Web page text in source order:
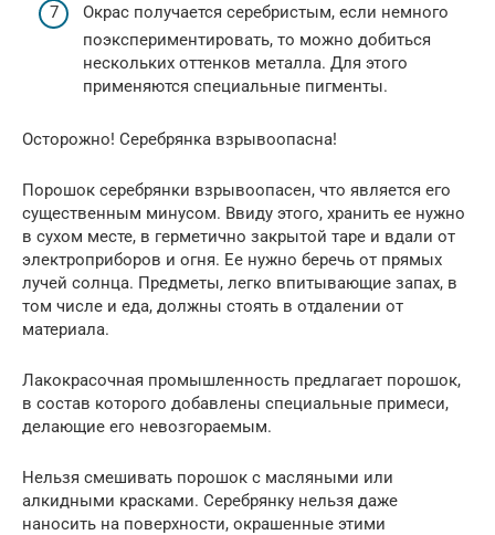
Окрас получается серебристым, если немного
поэкспериментировать, то можно добиться
нескольких оттенков металла. Для этого
применяются специальные пигменты.
Осторожно! Серебрянка взрывоопасна!
Порошок серебрянки взрывоопасен, что является его
существенным минусом. Ввиду этого, хранить ее нужно
в сухом месте, в герметично закрытой таре и вдали от
электроприборов и огня. Ее нужно беречь от прямых
лучей солнца. Предметы, легко впитывающие запах, в
том числе и еда, должны стоять в отдалении от
материала.
Лакокрасочная промышленность предлагает порошок,
в состав которого добавлены специальные примеси,
делающие его невозгораемым.
Нельзя смешивать порошок с масляными или
алкидными красками. Серебрянку нельзя даже
наносить на поверхности, окрашенные этими